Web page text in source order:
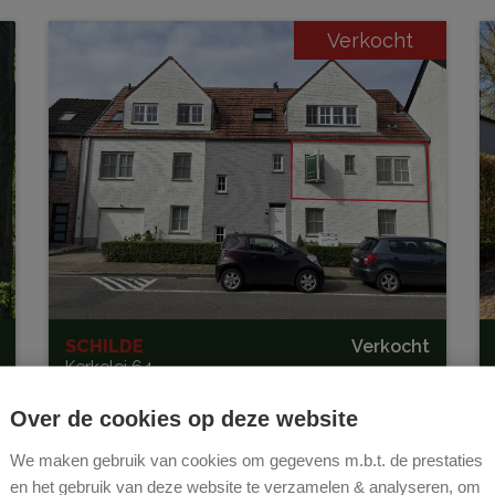
Verkocht
Verkocht
SCHILDE
Kerkelei 64
Over de cookies op deze website
We maken gebruik van cookies om gegevens m.b.t. de prestaties
en het gebruik van deze website te verzamelen & analyseren, om